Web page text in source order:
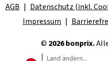
AGB
Datenschutz (inkl.
Impressum
© 2026 bonprix.
Land ändern...